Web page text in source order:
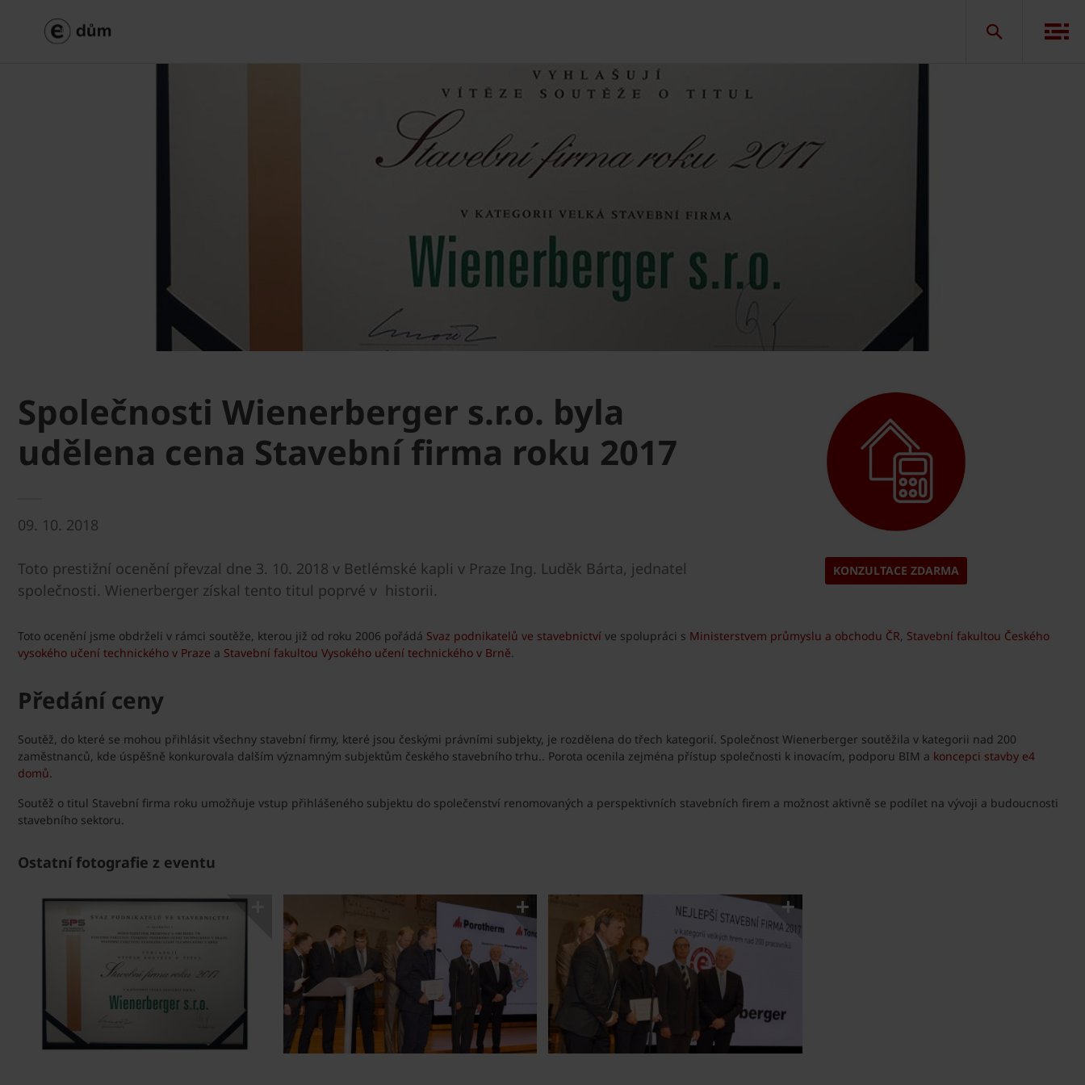
Společnosti Wienerberger s.r.o. byla
udělena cena Stavební firma roku 2017
09. 10. 2018
Toto prestižní ocenění převzal dne 3. 10. 2018 v Betlémské kapli v Praze Ing. Luděk Bárta, jednatel
společnosti. Wienerberger získal tento titul poprvé v historii.
KONZULTACE ZDARMA
Toto ocenění jsme obdrželi v rámci soutěže, kterou již od roku 2006 pořádá Svaz podnikatelů ve stavebnictví ve spolupráci s Ministerstvem průmyslu a obchodu ČR, Stavební fakultou Českého
vysokého učení technického v Praze a Stavební fakultou Vysokého učení technického v Brně.
Předání ceny
Soutěž, do které se mohou přihlásit všechny stavební firmy, které jsou českými právními subjekty, je rozdělena do třech kategorií. Společnost Wienerberger soutěžila v kategorii nad 200
zaměstnanců, kde úspěšně konkurovala dalším významným subjektům českého stavebního trhu.. Porota ocenila zejména přístup společnosti k inovacím, podporu BIM a koncepci stavby e4
domů.
Soutěž o titul Stavební firma roku umožňuje vstup přihlášeného subjektu do společenství renomovaných a perspektivních stavebních firem a možnost aktivně se podílet na vývoji a budoucnosti
stavebního sektoru.
Ostatní fotografie z eventu